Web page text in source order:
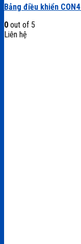
Bảng điều khiển CON4
0 out of 5
Liên hệ